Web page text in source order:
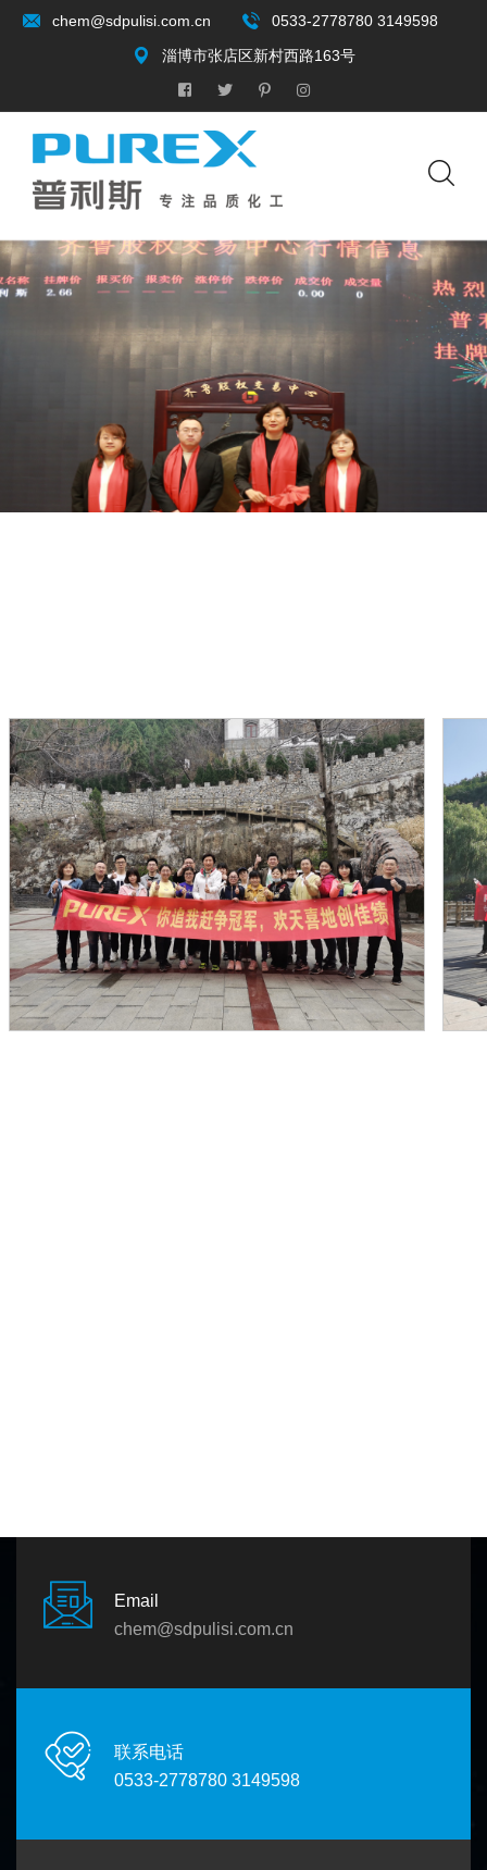
chem@sdpulisi.com.cn
0533-2778780 3149598
淄博市张店区新村西路163号
Email
chem@sdpulisi.com.cn
联系电话
0533-2778780 3149598